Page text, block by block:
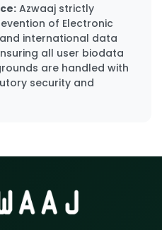
Azwaaj strictly
of Electronic
and international data
all user biodata
are handled with
security and